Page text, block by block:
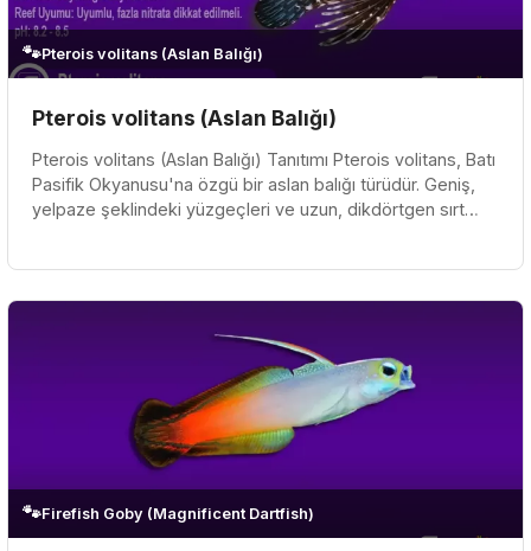
🐾Pterois volitans (Aslan Balığı)
Pterois volitans (Aslan Balığı)
Pterois volitans (Aslan Balığı) Tanıtımı Pterois volitans, Batı
Pasifik Okyanusu'na özgü bir aslan balığı türüdür. Geniş,
yelpaze şeklindeki yüzgeçleri ve uzun, dikdörtgen sırt
🐾Firefish Goby (Magnificent Dartfish)